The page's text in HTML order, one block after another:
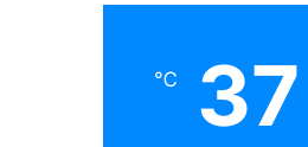
37
℃